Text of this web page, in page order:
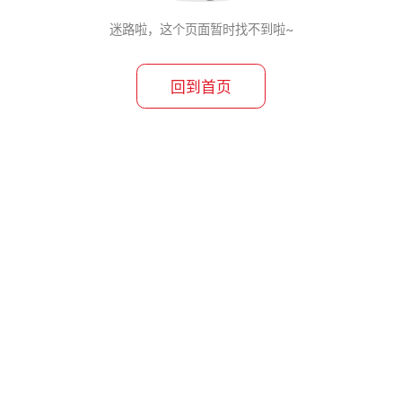
迷路啦，这个页面暂时找不到啦~
回到首页